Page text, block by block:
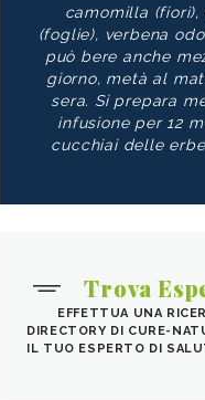
camomilla (fiori),
(foglie), verbena
può bere anche
giorno, metà al
sera. Si prepara
infusione per 12
cucchiai delle
Trova
EFFETTUA UNA
DIRECTORY DI CURE-
IL TUO ESPERTO DI